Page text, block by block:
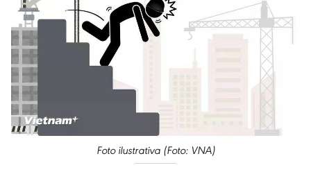
Foto ilustrativa (Foto: VNA)